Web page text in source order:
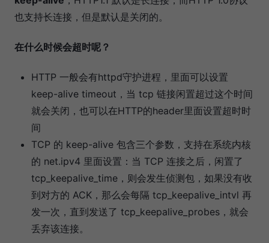
也支持长连接，但是默认是关闭的。
在什么时候会超时呢？
HTTP 一般会有httpd守护进程，里面可以设置
keep-alive timeout，当 tcp 链接闲置超过这个时间
就会关闭，也可以在HTTP的header里面设置超时时
间
TCP 的 keep-alive 包含三个参数，支持在系统内核
的 net.ipv4 里面设置：当 TCP 连接之后，闲置了
tcp_keepalive_time，则会发生侦测包，如果没有收
到对方的 ACK，那么会每隔 tcp_keepalive_intvl 再
发一次，直到发送了 tcp_keepalive_probes，就会
丢弃该连接。